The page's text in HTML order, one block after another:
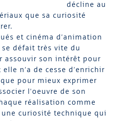
décline au
que sa curiosité
et cinéma d’animation
défait très vite du
assouvir son intérêt pour
n’a de cesse d’enrichir
pour mieux exprimer
l’oeuvre de son
réalisation comme
curiosité technique qui